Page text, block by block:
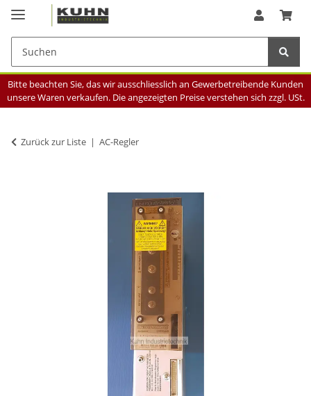
Bitte beachten Sie, das wir ausschliesslich an Gewerbetreibende Kunden
unsere Waren verkaufen. Die angezeigten Preise verstehen sich zzgl. USt.
Zurück zur Liste AC-Regler